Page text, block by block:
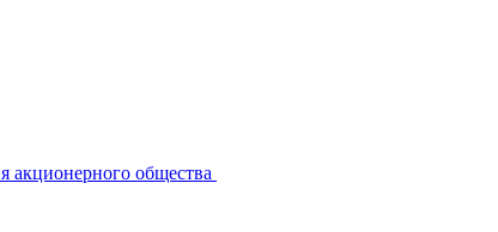
акционерного общества